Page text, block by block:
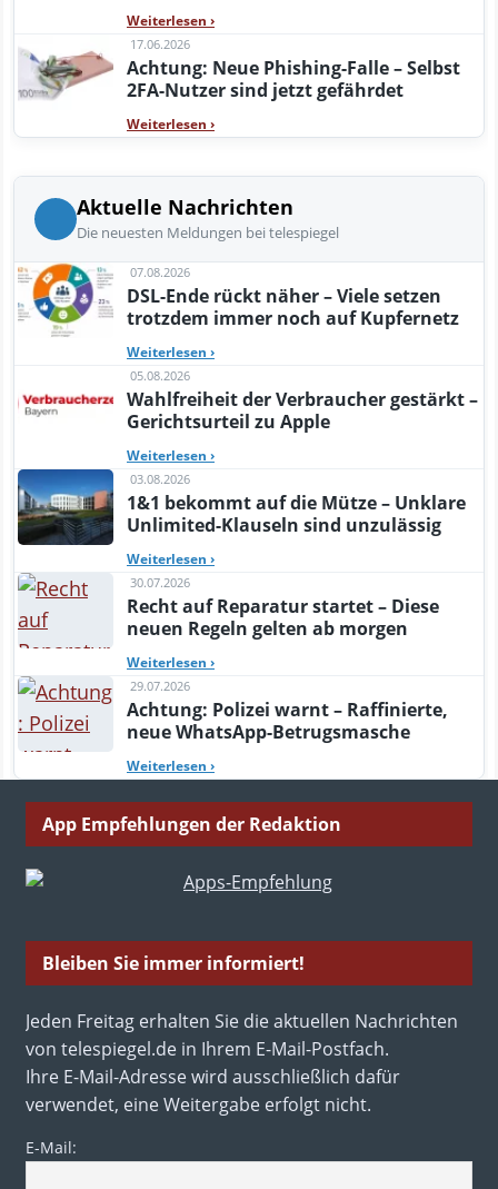
Weiterlesen ›
17.06.2026
Achtung: Neue Phishing-Falle – Selbst
2FA-Nutzer sind jetzt gefährdet
Weiterlesen ›
Aktuelle Nachrichten
Die neuesten Meldungen bei telespiegel
07.08.2026
DSL-Ende rückt näher – Viele setzen
trotzdem immer noch auf Kupfernetz
Weiterlesen ›
05.08.2026
Wahlfreiheit der Verbraucher gestärkt –
Gerichtsurteil zu Apple
Weiterlesen ›
03.08.2026
1&1 bekommt auf die Mütze – Unklare
Unlimited-Klauseln sind unzulässig
Weiterlesen ›
30.07.2026
Recht auf Reparatur startet – Diese
neuen Regeln gelten ab morgen
Weiterlesen ›
29.07.2026
Achtung: Polizei warnt – Raffinierte,
neue WhatsApp-Betrugsmasche
Weiterlesen ›
App Empfehlungen der Redaktion
Bleiben Sie immer informiert!
Jeden Freitag erhalten Sie die aktuellen Nachrichten
von telespiegel.de in Ihrem E-Mail-Postfach.
Ihre E-Mail-Adresse wird ausschließlich dafür
verwendet, eine Weitergabe erfolgt nicht.
E-Mail: